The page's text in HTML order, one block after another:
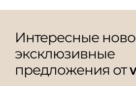
Интересные
эксклюзивные
предложения от